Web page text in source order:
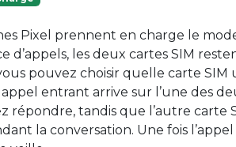
Pixel prennent en charge le
d’appels, les deux cartes SIM
pouvez choisir quelle carte SIM
entrant arrive sur l’une des
répondre, tandis que l’autre carte
la conversation. Une fois